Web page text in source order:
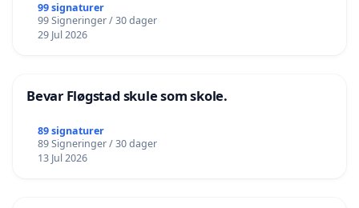
99 signaturer
99 Signeringer / 30 dager
29 Jul 2026
Bevar Fløgstad skule som skole.
89 signaturer
89 Signeringer / 30 dager
13 Jul 2026